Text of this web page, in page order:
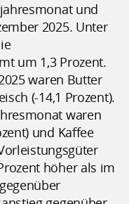
und
2025. Unter
um 1,3 Prozent.
waren Butter
(-14,1 Prozent).
waren
und Kaffee
höher als im